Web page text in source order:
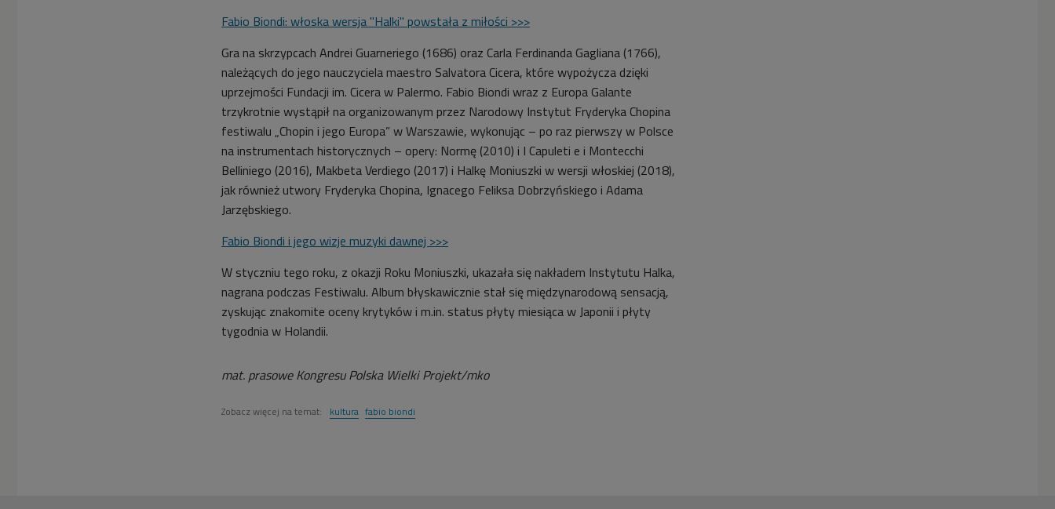
Fabio Biondi: włoska wersja "Halki" powstała z miłości >>>
Gra na skrzypcach Andrei Guarneriego (1686) oraz Carla Ferdinanda Gagliana (1766),
należących do jego nauczyciela maestro Salvatora Cicera, które wypożycza dzięki
uprzejmości Fundacji im. Cicera w Palermo. Fabio Biondi wraz z Europa Galante
trzykrotnie wystąpił na organizowanym przez Narodowy Instytut Fryderyka Chopina
festiwalu „Chopin i jego Europa” w Warszawie, wykonując – po raz pierwszy w Polsce
na instrumentach historycznych – opery: Normę (2010) i I Capuleti e i Montecchi
Belliniego (2016), Makbeta Verdiego (2017) i Halkę Moniuszki w wersji włoskiej (2018),
jak również utwory Fryderyka Chopina, Ignacego Feliksa Dobrzyńskiego i Adama
Jarzębskiego.
Fabio Biondi i jego wizje muzyki dawnej >>>
W styczniu tego roku, z okazji Roku Moniuszki, ukazała się nakładem Instytutu Halka,
nagrana podczas Festiwalu. Album błyskawicznie stał się międzynarodową sensacją,
zyskując znakomite oceny krytyków i m.in. status płyty miesiąca w Japonii i płyty
tygodnia w Holandii.
mat. prasowe Kongresu Polska Wielki Projekt/mko
Zobacz więcej na temat: kultura fabio biondi